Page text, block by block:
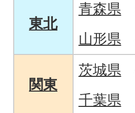
東北
青森県
山形県
関東
茨城県
千葉県